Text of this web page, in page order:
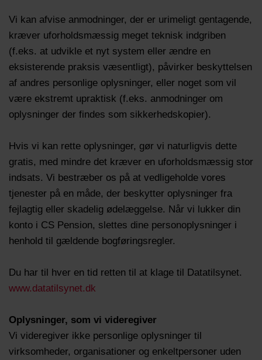
Vi kan afvise anmodninger, der er urimeligt gentagende,
kræver uforholdsmæssig meget teknisk indgriben
(f.eks. at udvikle et nyt system eller ændre en
eksisterende praksis væsentligt), påvirker beskyttelsen
af andres personlige oplysninger, eller noget som vil
være ekstremt upraktisk (f.eks. anmodninger om
oplysninger der findes som sikkerhedskopier).
Hvis vi kan rette oplysninger, gør vi naturligvis dette
gratis, med mindre det kræver en uforholdsmæssig stor
indsats. Vi bestræber os på at vedligeholde vores
tjenester på en måde, der beskytter oplysninger fra
fejlagtig eller skadelig ødelæggelse. Når vi lukker din
konto i CS Pension, slettes dine personoplysninger i
henhold til gældende bogføringsregler.
Du har til hver en tid retten til at klage til Datatilsynet.
www.datatilsynet.dk
Oplysninger, som vi videregiver
Vi videregiver ikke personlige oplysninger til
virksomheder, organisationer og enkeltpersoner uden